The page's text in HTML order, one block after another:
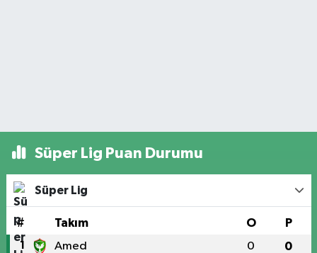
Süper Lig Puan Durumu
Süper Lig
# Takım O P
1 Amed 0 0